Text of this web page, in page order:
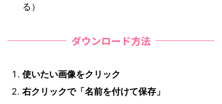
る）
ダウンロード方法
使いたい画像をクリック
右クリックで「名前を付けて保存」